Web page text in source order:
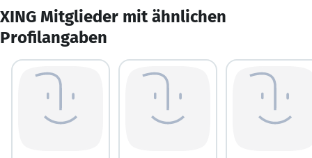
XING Mitglieder mit ähnlichen
Profilangaben